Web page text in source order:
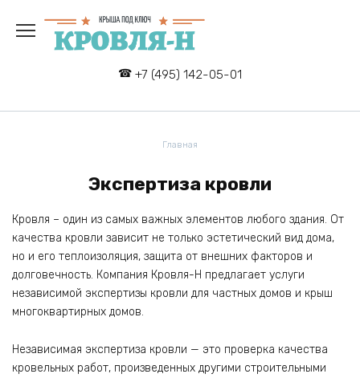
содержанию
+7 (495) 142-05-01
Главная
Экспертиза кровли
Кровля – один из самых важных элементов любого здания. От
качества кровли зависит не только эстетический вид дома,
но и его теплоизоляция, защита от внешних факторов и
долговечность. Компания Кровля-Н предлагает услуги
независимой экспертизы кровли для частных домов и крыш
многоквартирных домов.
Независимая экспертиза кровли — это проверка качества
кровельных работ, произведенных другими строительными